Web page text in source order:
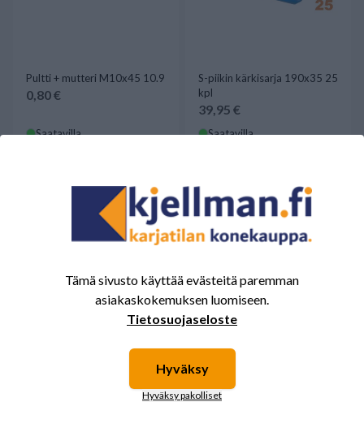
Pultti + mutteri M10x45 10.9
0,80 €
Saatavilla
S-piikin kärkisarja 190x35 25
kpl
39,95 €
Saatavilla
Jälkiharan piikki suora
Crossboard kulutuslevy
Tämä sivusto käyttää evästeitä paremman
asiakaskokemuksen luomiseen.
Tietosuojaseloste
Hyväksy
Hyväksy pakolliset